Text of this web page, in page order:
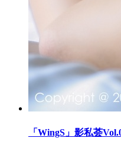
「WingS」影私荟